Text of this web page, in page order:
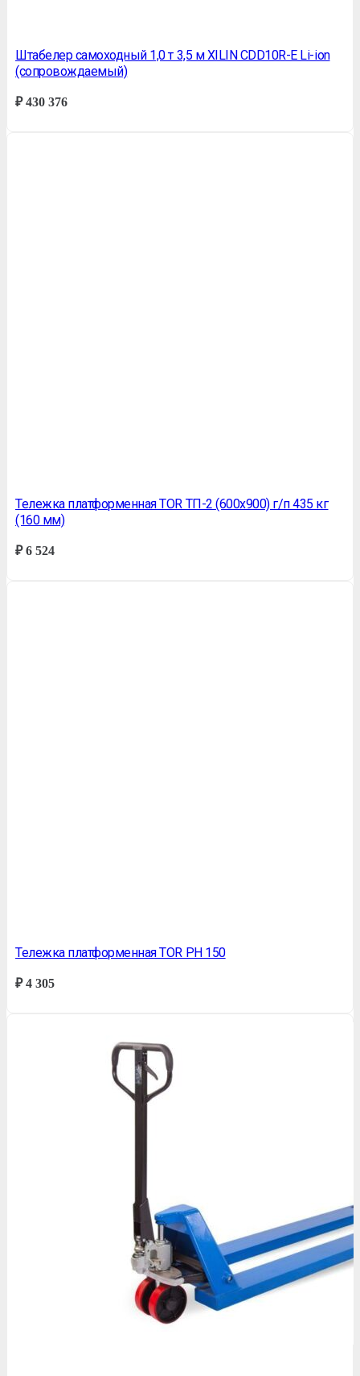
Штабелер самоходный 1,0 т 3,5 м XILIN CDD10R-E Li-ion
(сопровождаемый)
₽430 376
Тележка платформенная TOR ТП-2 (600х900) г/п 435 кг
(160 мм)
₽6 524
Тележка платформенная TOR PH 150
₽4 305